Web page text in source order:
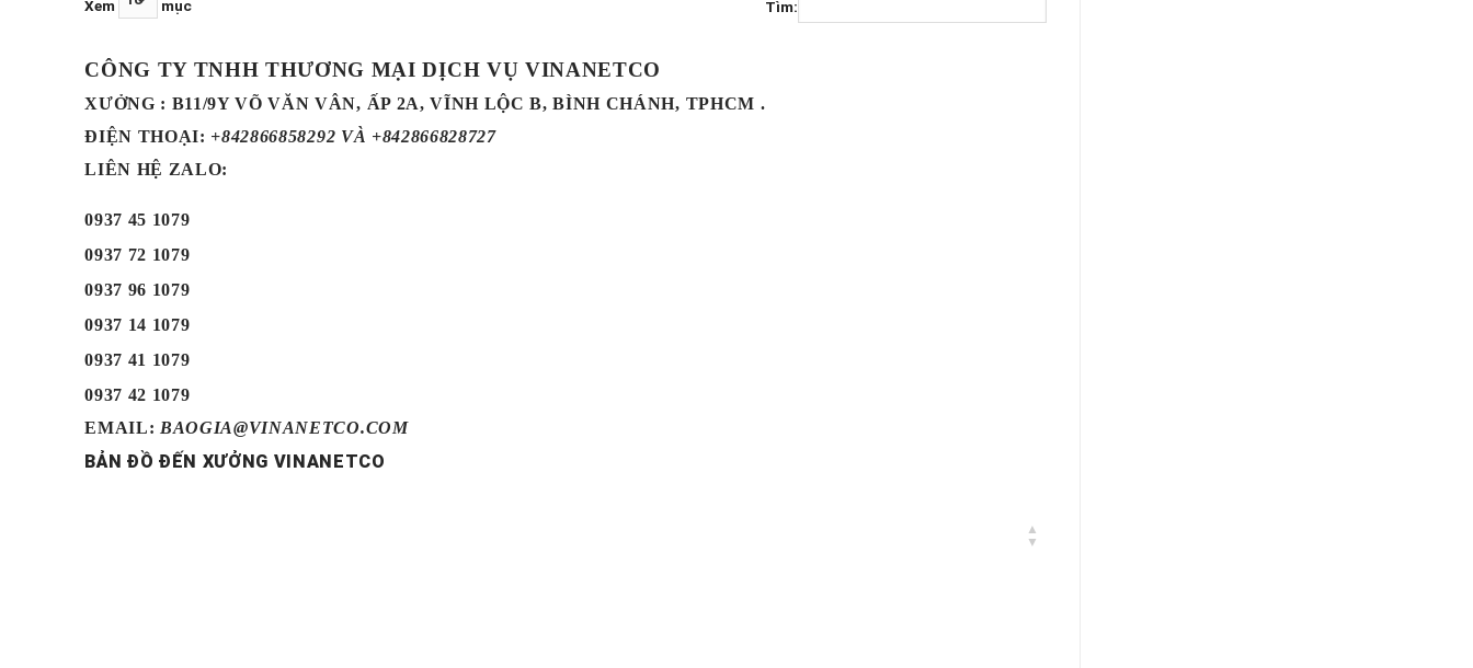
Xem mục Tìm:
CÔNG TY TNHH THƯƠNG MẠI DỊCH VỤ VINANETCO
XƯỞNG : B11/9Y VÕ VĂN VÂN, ẤP 2A, VĨNH LỘC B, BÌNH CHÁNH, TPHCM .
ĐIỆN THOẠI: +842866858292 VÀ +842866828727
LIÊN HỆ ZALO:
0937 45 1079
0937 72 1079
0937 96 1079
0937 14 1079
0937 41 1079
0937 42 1079
EMAIL: BAOGIA@VINANETCO.COM
BẢN ĐỒ ĐẾN XƯỞNG VINANETCO